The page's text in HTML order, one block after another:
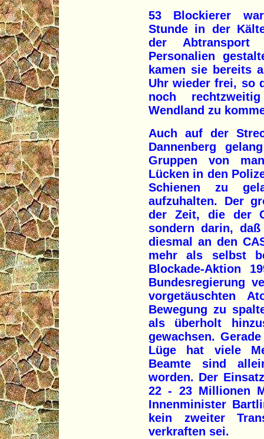
53 Blockierer
Stunde in der
der
Personalien
kamen sie bereits
Uhr wieder frei, so
noch
Wendland zu
Auch auf der
Dannenberg
Gruppen von
Lücken in den
Schienen zu
aufzuhalten. Der
der Zeit, die der
sondern darin,
diesmal an den
mehr als selbst
Blockade-Aktion
Bundesregierung
vorgetäuschten
Bewegung zu
als überholt
gewachsen.
Lüge hat viele
Beamte sind
worden. Der
22 - 23 Millionen
Innenminister
kein zweiter
verkraften sei.